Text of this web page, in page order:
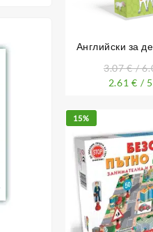
Английски за
3.07€/
2.61€ /
15%